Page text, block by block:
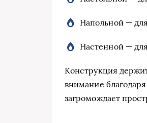
Напольной —
Настенной —
Конструкция
внимание
загромождает